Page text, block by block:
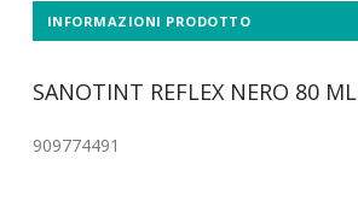
INFORMAZIONI PRODOTTO
SANOTINT REFLEX NERO 80 ML
909774491